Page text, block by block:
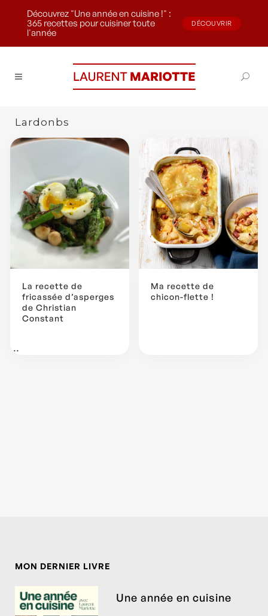
Découvrez "Une année en cuisine !" :
365 recettes pour cuisiner toute
l'année
DÉCOUVRIR
Lardonbs
La recette de
fricassée d’asperges
de Christian
Constant
...
Ma recette de
chicon-flette !
MON DERNIER LIVRE
Une année en cuisine